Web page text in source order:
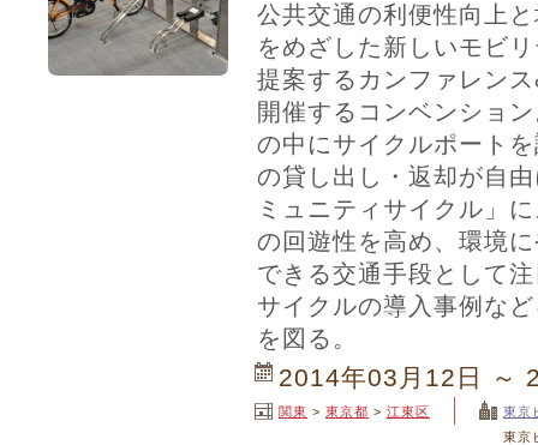
公共交通の利便性向上
をめざした新しいモビ
提案するカンファレン
開催するコンベンショ
の中にサイクルポート
の貸し出し・返却が自
ミュニティサイクル」
の回遊性を高め、環境
できる交通手段として
サイクルの導入事例な
を図る。
2014年03月12日 ～
関東 > 東京都 > 江東区
東京
東京